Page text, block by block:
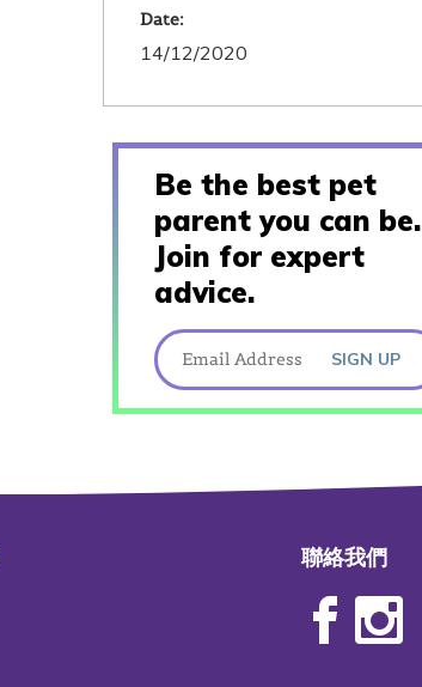
Date:
14/12/2020
Be the best pet
parent you can be.
Join for expert
advice.
SIGN UP
聯絡我們